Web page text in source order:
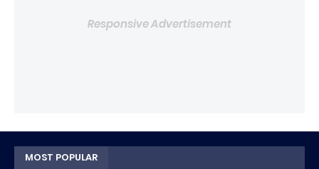
Responsive Advertisement
MOST POPULAR